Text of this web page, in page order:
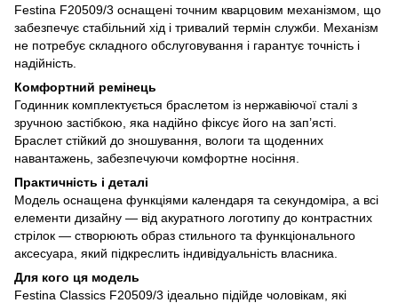
Festina F20509/3 оснащені точним кварцовим механізмом, що
забезпечує стабільний хід і тривалий термін служби. Механізм
не потребує складного обслуговування і гарантує точність і
надійність.
Комфортний ремінець
Годинник комплектується браслетом із нержавіючої сталі з
зручною застібкою, яка надійно фіксує його на зап’ясті.
Браслет стійкий до зношування, вологи та щоденних
навантажень, забезпечуючи комфортне носіння.
Практичність і деталі
Модель оснащена функціями календаря та секундоміра, а всі
елементи дизайну — від акуратного логотипу до контрастних
стрілок — створюють образ стильного та функціонального
аксесуара, який підкреслить індивідуальність власника.
Для кого ця модель
Festina Classics F20509/3 ідеально підійде чоловікам, які